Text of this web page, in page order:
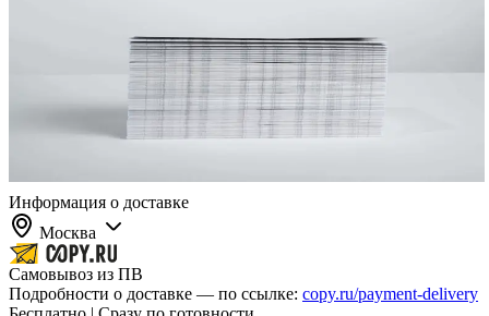
Информация о доставке
Москва
Самовывоз из ПВ
Подробности о доставке — по ссылке: copy.ru/payment-delivery